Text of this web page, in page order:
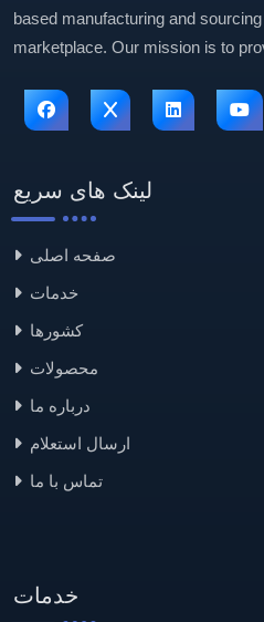
based manufacturing and
marketplace. Our mission is to
لینک های سریع
صفحه اصلی
خدمات
کشورها
محصولات
درباره ما
ارسال استعلام
تماس با ما
خدمات